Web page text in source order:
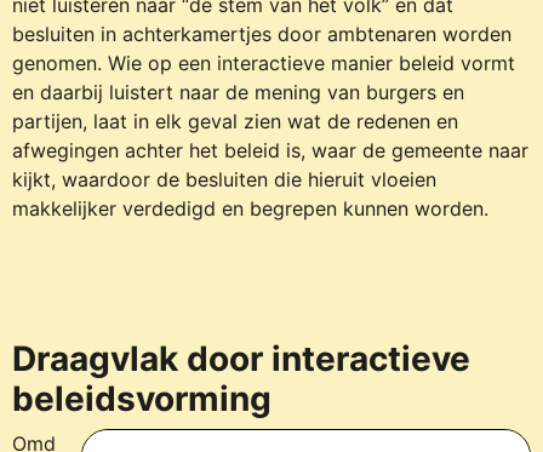
niet luisteren naar “de stem van het volk” en dat
besluiten in achterkamertjes door ambtenaren worden
genomen. Wie op een interactieve manier beleid vormt
en daarbij luistert naar de mening van burgers en
partijen, laat in elk geval zien wat de redenen en
afwegingen achter het beleid is, waar de gemeente naar
kijkt, waardoor de besluiten die hieruit vloeien
makkelijker verdedigd en begrepen kunnen worden.
Draagvlak door interactieve
beleidsvorming
Omd